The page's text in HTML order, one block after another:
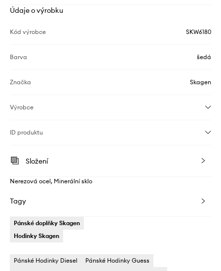
Údaje o výrobku
Kód výrobce SKW6180
Barva šedá
Značka Skagen
Výrobce
ID produktu
Složení
Nerezová ocel, Minerální sklo
Tagy
Pánské doplňky Skagen
Hodinky Skagen
Pánské Hodinky Diesel
Pánské Hodinky Guess